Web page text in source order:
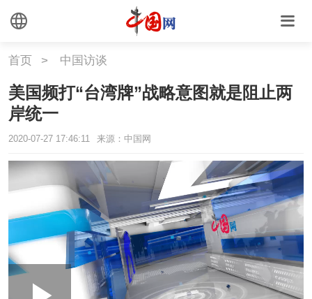
首页 > 中国访谈
美国频打“台湾牌”战略意图就是阻止两
岸统一
2020-07-27 17:46:11 来源：中国网